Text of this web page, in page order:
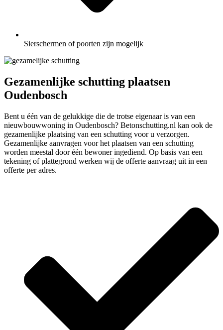
Sierschermen of poorten zijn mogelijk
Gezamenlijke schutting plaatsen
Oudenbosch
Bent u één van de gelukkige die de trotse eigenaar is van een
nieuwbouwwoning in Oudenbosch? Betonschutting.nl kan ook de
gezamenlijke plaatsing van een schutting voor u verzorgen.
Gezamenlijke aanvragen voor het plaatsen van een schutting
worden meestal door één bewoner ingediend. Op basis van een
tekening of plattegrond werken wij de offerte aanvraag uit in een
offerte per adres.